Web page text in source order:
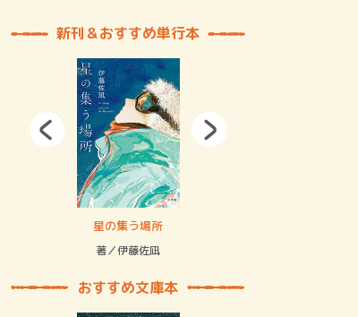
新刊＆おすすめ単行本
星の集う場所
著／伊藤佐凪
おすすめ文庫本